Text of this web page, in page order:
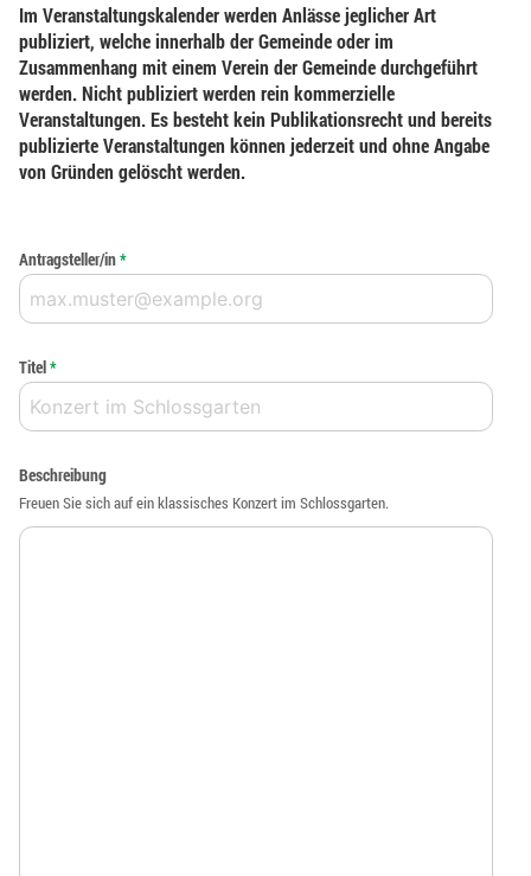
Im Veranstaltungskalender werden Anlässe jeglicher Art
publiziert, welche innerhalb der Gemeinde oder im
Zusammenhang mit einem Verein der Gemeinde durchgeführt
werden. Nicht publiziert werden rein kommerzielle
Veranstaltungen. Es besteht kein Publikationsrecht und bereits
publizierte Veranstaltungen können jederzeit und ohne Angabe
von Gründen gelöscht werden.
Antragsteller/in*
Titel*
Beschreibung
Freuen Sie sich auf ein klassisches Konzert im Schlossgarten.